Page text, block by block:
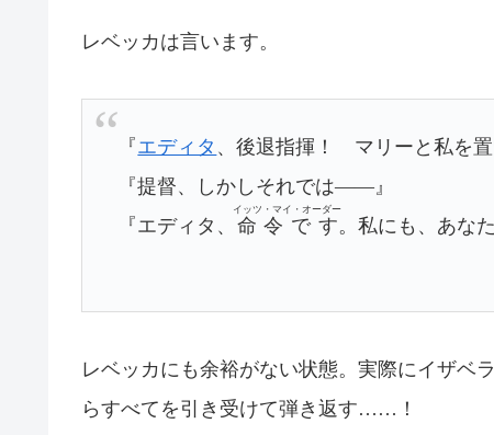
レベッカは言います。
『エディタ 、後退指揮！ マリーと私を置
『提督、しかしそれでは――』
『エディタ、 命令です
イッツ・マイ・オーダー
。私にも、あな
レベッカにも余裕がない状態。実際にイザベ
らすべてを引き受けて弾き返す……！